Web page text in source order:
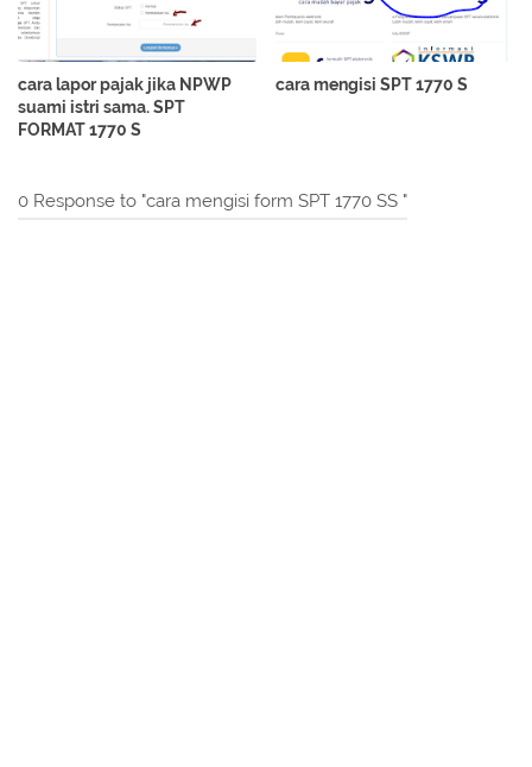
cara lapor pajak jika NPWP
suami istri sama. SPT
FORMAT 1770 S
cara mengisi SPT 1770 S
0 Response to "cara mengisi form SPT 1770 SS "